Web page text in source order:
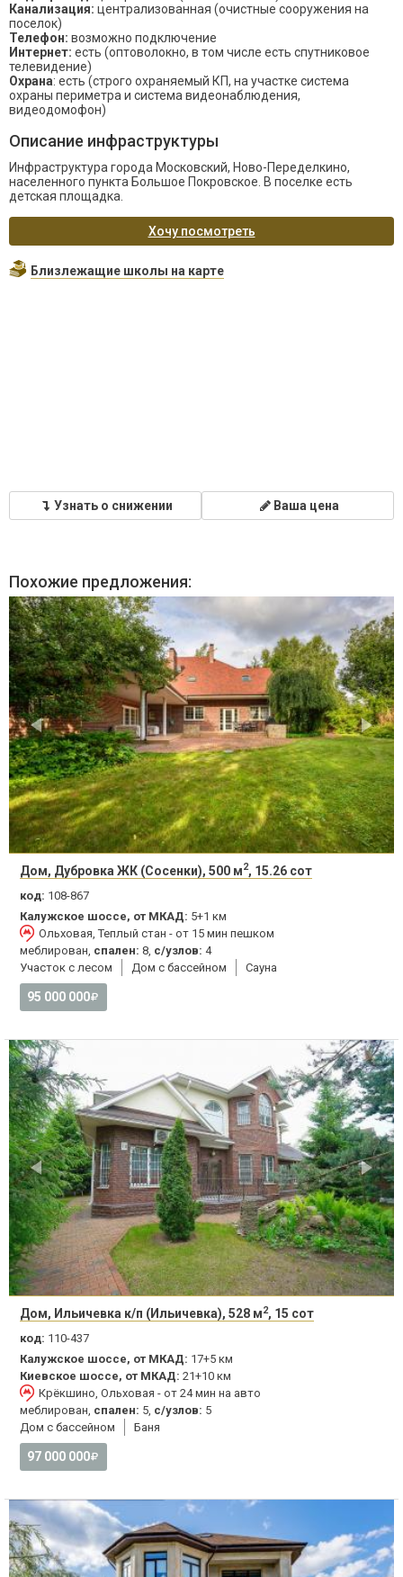
Канализация: централизованная (очистные сооружения на
поселок)
Телефон: возможно подключение
Интернет: есть (оптоволокно, в том числе есть спутниковое
телевидение)
Охрана: есть (строго охраняемый КП, на участке система
охраны периметра и система видеонаблюдения,
видеодомофон)
Описание инфраструктуры
Инфраструктура города Московский, Ново-Переделкино,
населенного пункта Большое Покровское. В поселке есть
детская площадка.
Хочу посмотреть
Близлежащие школы на карте
Узнать о снижении Ваша цена
Похожие предложения:
Дом, Дубровка ЖК (Сосенки), 500 м2, 15.26 сот
код: 108-867
Калужское шоссе, от МКАД: 5+1 км
Ольховая, Теплый стан - от 15 мин пешком
меблирован, спален: 8, с/узлов: 4
Участок с лесом
Дом с бассейном Сауна
95 000 000
Дом, Ильичевка к/п (Ильичевка), 528 м2, 15 сот
код: 110-437
Калужское шоссе, от МКАД: 17+5 км
Киевское шоссе, от МКАД: 21+10 км
Крёкшино, Ольховая - от 24 мин на авто
меблирован, спален: 5, с/узлов: 5
Дом с бассейном
Баня
97 000 000